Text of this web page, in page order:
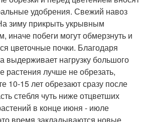
удобрения. Свежий навоз
зиму прикрыть укрывным
иначе побеги могут обмерзнуть и
цветочные почки. Благодаря
выдерживает нагрузку большого
растения лучше не обрезать,
10-15 лет обрезают сразу после
стебля чуть ниже отцветших
в конце июня - июле